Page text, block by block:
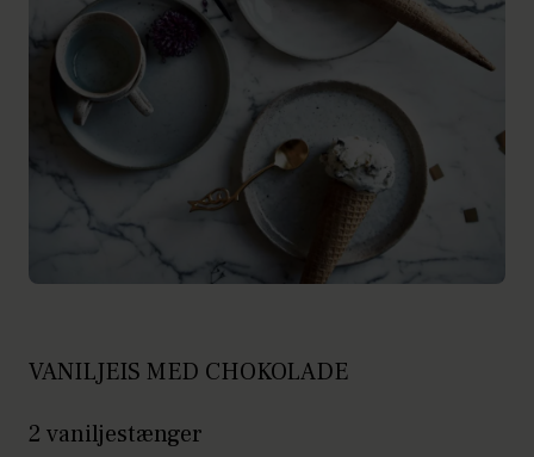
VANILJEIS MED CHOKOLADE
2 vaniljestænger